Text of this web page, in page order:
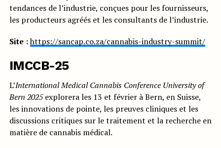
tendances de l’industrie, conçues pour les fournisseurs,
les producteurs agréés et les consultants de l’industrie.
Site :https://sancap.co.za/cannabis-industry-summit/
IMCCB-25
L’International Medical Cannabis Conference University of
Bern 2025explorera les 13 et février à Bern, en Suisse,
les innovations de pointe, les preuves cliniques et les
discussions critiques sur le traitement et la recherche en
matière de cannabis médical.